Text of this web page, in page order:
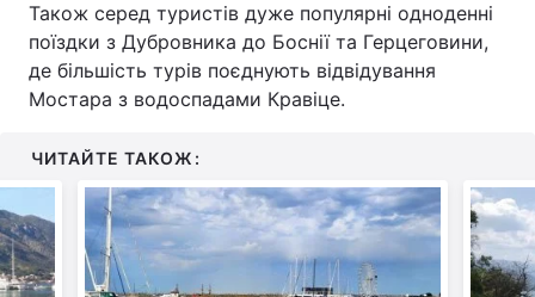
Також серед туристів дуже популярні одноденні
поїздки з Дубровника до Боснії та Герцеговини,
де більшість турів поєднують відвідування
Мостара з водоспадами Кравіце.
ЧИТАЙТЕ ТАКОЖ: